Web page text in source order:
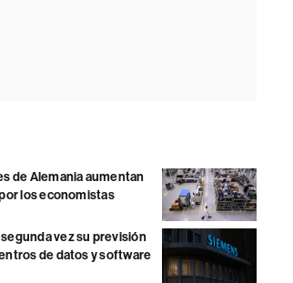
de Alemania aumentan
los economistas
vez su previsión
de datos y software